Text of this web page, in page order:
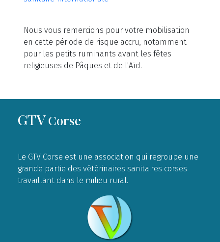
Nous vous remercions pour votre mobilisation
en cette période de risque accru, notamment
pour les petits ruminants avant les fêtes
religieuses de Pâques et de l'Aïd.
GTVCorse
Le GTV Corse est une association qui regroupe une
grande partie des vétérinaires sanitaires corses
travaillant dans le milieu rural.